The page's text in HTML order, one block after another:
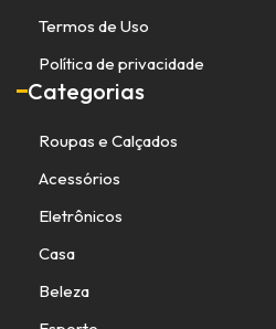
Termos de Uso
Política de privacidade
Categorias
Roupas e Calçados
Acessórios
Eletrônicos
Casa
Beleza